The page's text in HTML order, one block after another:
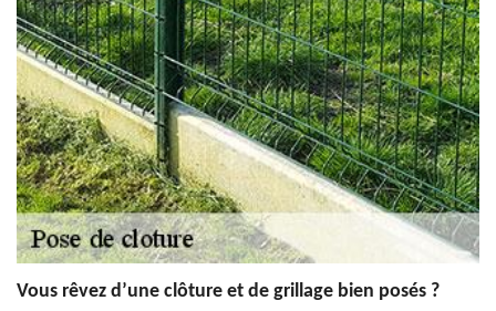
Vous rêvez d’une clôture et de grillage bien posés ?